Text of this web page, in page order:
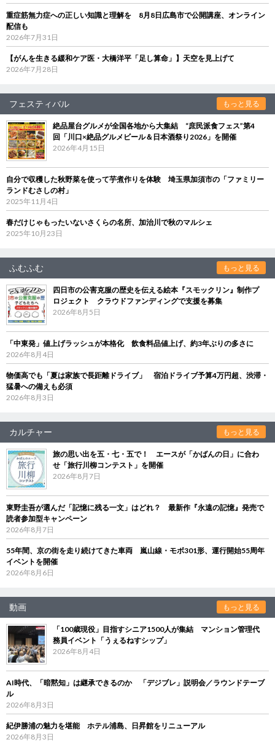
重症筋無力症への正しい知識と理解を 8月8日広島市で公開講座、オンライン
配信も
2026年7月31日
【がんを生きる緩和ケア医・大橋洋平「足し算命」】天空を見上げて
2026年7月28日
フェスティバル もっと見る
絶品屋台グルメが全国各地から大集結 “庶民派食フェス”第4
回「川口×絶品グルメビール＆日本酒祭り2026」を開催
2026年4月15日
自分で収穫した秋野菜を使って芋煮作りを体験 埼玉県加須市の「ファミリー
ランドむさしの村」
2025年11月4日
春だけじゃもったいないさくらの名所、加治川で秋のマルシェ
2025年10月23日
ふむふむ もっと見る
四日市の公害克服の歴史を伝える絵本『スモックリン』制作プ
ロジェクト クラウドファンディングで支援を募集
2026年8月5日
「中東発」値上げラッシュが本格化 飲食料品値上げ、約3年ぶりの多さに
2026年8月4日
物価高でも「夏は家族で長距離ドライブ」 宿泊ドライブ予算4万円超、渋滞・
猛暑への備えも必須
2026年8月3日
カルチャー もっと見る
旅の思い出を五・七・五で！ エースが「かばんの日」に合わ
せ「旅行川柳コンテスト」を開催
2026年8月7日
東野圭吾が選んだ「記憶に残る一文」はどれ？ 最新作『永遠の記憶』発売で
読者参加型キャンペーン
2026年8月7日
55年間、京の街を走り続けてきた車両 嵐山線・モボ301形、運行開始55周年
イベントを開催
2026年8月6日
動画 もっと見る
「100歳現役」目指すシニア1500人が集結 マンション管理代
務員イベント「うぇるねすシップ」
2026年8月4日
AI時代、「暗黙知」は継承できるのか 「デジブレ」説明会／ラウンドテーブ
ル
2026年8月3日
紀伊勝浦の魅力を堪能 ホテル浦島、日昇館をリニューアル
2026年8月3日